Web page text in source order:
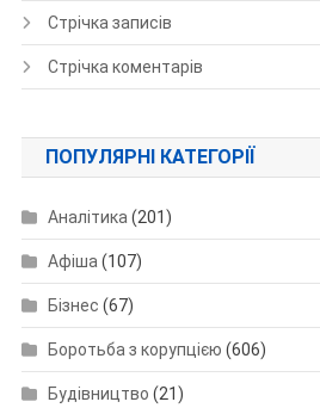
Стрічка записів
Стрічка коментарів
ПОПУЛЯРНІ КАТЕГОРІЇ
Аналітика (201)
Афіша (107)
Бізнес (67)
Боротьба з корупцією (606)
Будівництво (21)